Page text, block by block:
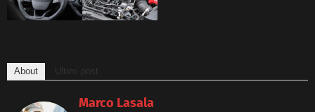
About Ultimi post
Marco Lasala